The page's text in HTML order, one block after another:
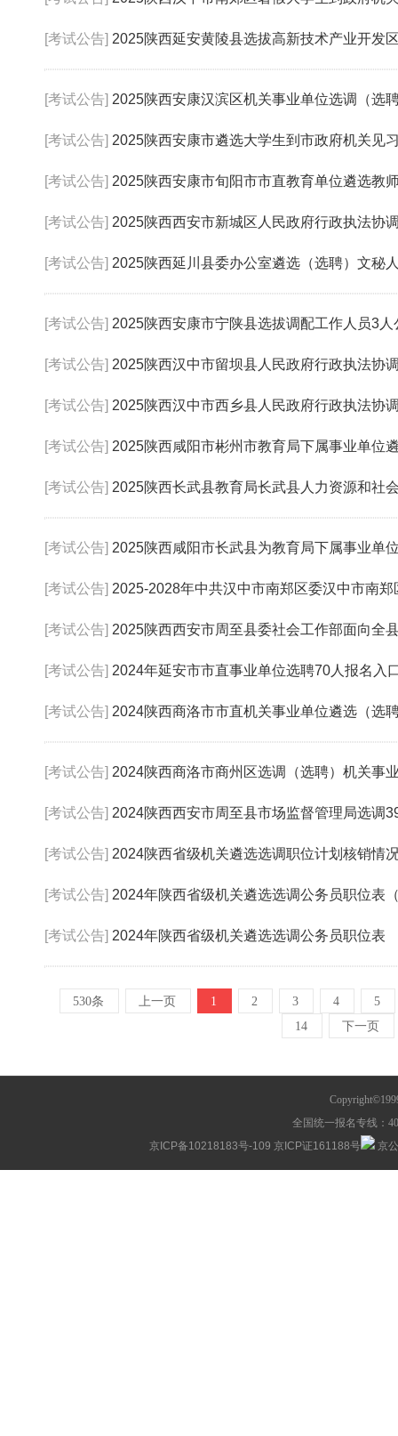
[考试公告] 2025陕西延安黄陵县选拔高新技术产业开发区（工
[考试公告] 2025陕西安康汉滨区机关事业单位选调（选
[考试公告] 2025陕西安康市遴选大学生到市政府机关见
[考试公告] 2025陕西安康市旬阳市市直教育单位遴选教
[考试公告] 2025陕西西安市新城区人民政府行政执法协调监督
[考试公告] 2025陕西延川县委办公室遴选（选聘）文秘
[考试公告] 2025陕西安康市宁陕县选拔调配工作人员3人
[考试公告] 2025陕西汉中市留坝县人民政府行政执法协调监督
[考试公告] 2025陕西汉中市西乡县人民政府行政执法协调监督
[考试公告] 2025陕西咸阳市彬州市教育局下属事业单位
[考试公告] 2025陕西长武县教育局长武县人力资源和社会保障
[考试公告] 2025陕西咸阳市长武县为教育局下属事业单
[考试公告] 2025-2028年中共汉中市南郑区委汉中市南郑区
[考试公告] 2025陕西西安市周至县委社会工作部面向全
[考试公告] 2024年延安市市直事业单位选聘70人报名入
[考试公告] 2024陕西商洛市市直机关事业单位遴选（选
[考试公告] 2024陕西商洛市商州区选调（选聘）机关事
[考试公告] 2024陕西西安市周至县市场监督管理局选调
[考试公告] 2024陕西省级机关遴选选调职位计划核销情
[考试公告] 2024年陕西省级机关遴选选调公务员职位表
[考试公告] 2024年陕西省级机关遴选选调公务员职位表
530条 上一页 1 2 3 4
5
14
下一页
全国统一报名专线：
京ICP备10218183号-109 京ICP证161188号 京